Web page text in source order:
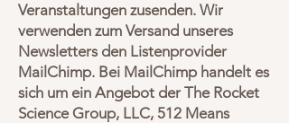
Veranstaltungen zusenden. Wir
verwenden zum Versand unseres
Newsletters den Listenprovider
MailChimp. Bei MailChimp handelt es
sich um ein Angebot der The Rocket
Science Group, LLC, 512 Means